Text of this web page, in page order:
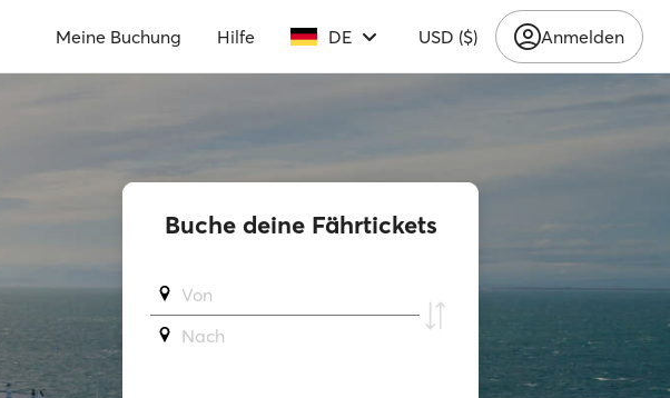
Meine Buchung Hilfe DE USD ($) Anmelden
Buche deine Fährtickets
Von
Νach